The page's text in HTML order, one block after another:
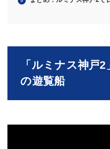
「 ルミナス神戸2
の遊覧船